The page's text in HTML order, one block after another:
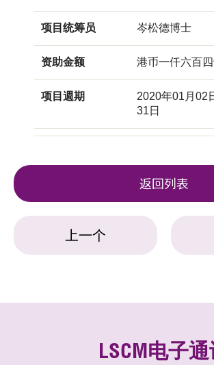
项目统筹员 岑松德博士
资助金额 港币一仟六百
项目週期
2020年01月02
31日
返回列表
上一个
LSCM电子